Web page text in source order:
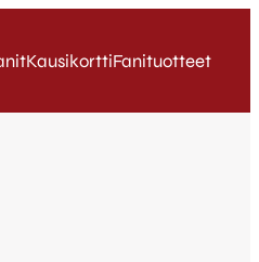
KausikorttiFanituotteet